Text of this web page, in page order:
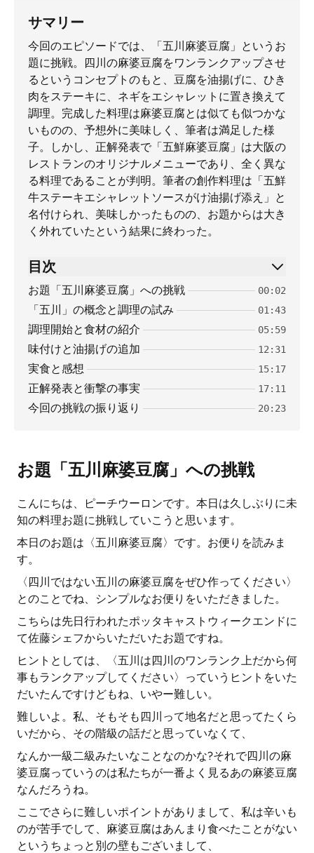
サマリー
今回のエピソードでは、「五川麻婆豆腐」というお
題に挑戦。四川の麻婆豆腐をワンランクアップさせ
るというコンセプトのもと、豆腐を油揚げに、ひき
肉をステーキに、ネギをエシャレットに置き換えて
調理。完成した料理は麻婆豆腐とは似ても似つかな
いものの、予想外に美味しく、筆者は満足した様
子。しかし、正解発表で「五鮮麻婆豆腐」は大阪の
レストランのオリジナルメニューであり、全く異な
る料理であることが判明。筆者の創作料理は「五鮮
牛ステーキエシャレットソースがけ油揚げ添え」と
名付けられ、美味しかったものの、お題からは大き
く外れていたという結果に終わった。
目次
お題「五川麻婆豆腐」への挑戦 00:02
「五川」の概念と調理の試み 01:43
調理開始と食材の紹介 05:59
味付けと油揚げの追加 12:31
実食と感想 15:17
正解発表と衝撃の事実 17:11
今回の挑戦の振り返り 20:23
お題「五川麻婆豆腐」への挑戦
こんにちは、ピーチウーロンです。本日は久しぶりに未
知の料理お題に挑戦していこうと思います。
本日のお題は〈五川麻婆豆腐〉です。お便りを読みま
す。
〈四川ではない五川の麻婆豆腐をぜひ作ってください〉
とのことでね、シンプルなお便りをいただきました。
こちらは先日行われたポッタキャストウィークエンドに
て佐藤シェフからいただいたお題ですね。
ヒントとしては、〈五川は四川のワンランク上だから何
事もランクアップしてください〉っていうヒントをいた
だいたんですけどもね、いやー難しい。
難しいよ。私、そもそも四川って地名だと思ってたくら
いだから、その階級の話だと思っていなくて、
なんか一級二級みたいなことなのかな?それで四川の麻
婆豆腐っていうのは私たちが一番よく見るあの麻婆豆腐
なんだろうね。
ここでさらに難しいポイントがありまして、私は辛いも
のが苦手でして、麻婆豆腐はあんまり食べたことがない
というちょっと別の壁もございまして、